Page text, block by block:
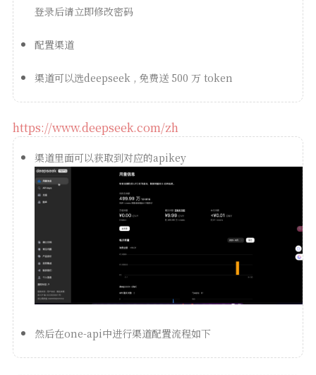
登录后请立即修改密码
配置渠道
渠道可以选deepseek , 免费送 500 万 token
https://www.deepseek.com/zh
渠道里面可以获取到对应的apikey
然后在one-api中进行渠道配置流程如下